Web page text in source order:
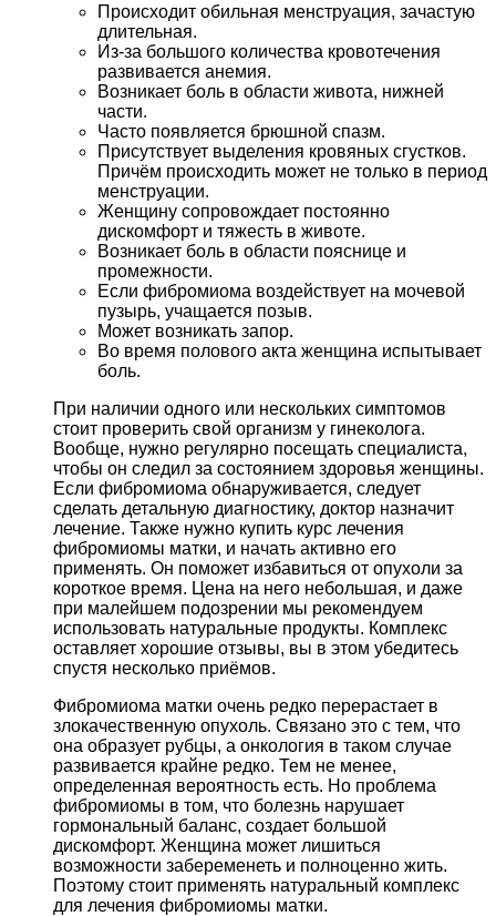
Происходит обильная менструация, зачастую
длительная.
Из-за большого количества кровотечения
развивается анемия.
Возникает боль в области живота, нижней
части.
Часто появляется брюшной спазм.
Присутствует выделения кровяных сгустков.
Причём происходить может не только в период
менструации.
Женщину сопровождает постоянно
дискомфорт и тяжесть в животе.
Возникает боль в области пояснице и
промежности.
Если фибромиома воздействует на мочевой
пузырь, учащается позыв.
Может возникать запор.
Во время полового акта женщина испытывает
боль.
При наличии одного или нескольких симптомов
стоит проверить свой организм у гинеколога.
Вообще, нужно регулярно посещать специалиста,
чтобы он следил за состоянием здоровья женщины.
Если фибромиома обнаруживается, следует
сделать детальную диагностику, доктор назначит
лечение. Также нужно купить курс лечения
фибромиомы матки, и начать активно его
применять. Он поможет избавиться от опухоли за
короткое время. Цена на него небольшая, и даже
при малейшем подозрении мы рекомендуем
использовать натуральные продукты. Комплекс
оставляет хорошие отзывы, вы в этом убедитесь
спустя несколько приёмов.
Фибромиома матки очень редко перерастает в
злокачественную опухоль. Связано это с тем, что
она образует рубцы, а онкология в таком случае
развивается крайне редко. Тем не менее,
определенная вероятность есть. Но проблема
фибромиомы в том, что болезнь нарушает
гормональный баланс, создает большой
дискомфорт. Женщина может лишиться
возможности забеременеть и полноценно жить.
Поэтому стоит применять натуральный комплекс
для лечения фибромиомы матки.